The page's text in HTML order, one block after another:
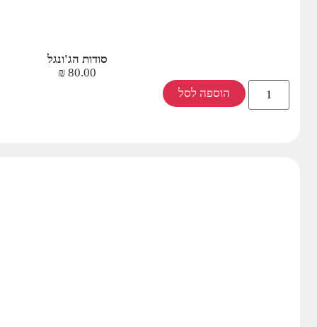
סודות הג'ונגל
80.00
₪
הוספה לסל